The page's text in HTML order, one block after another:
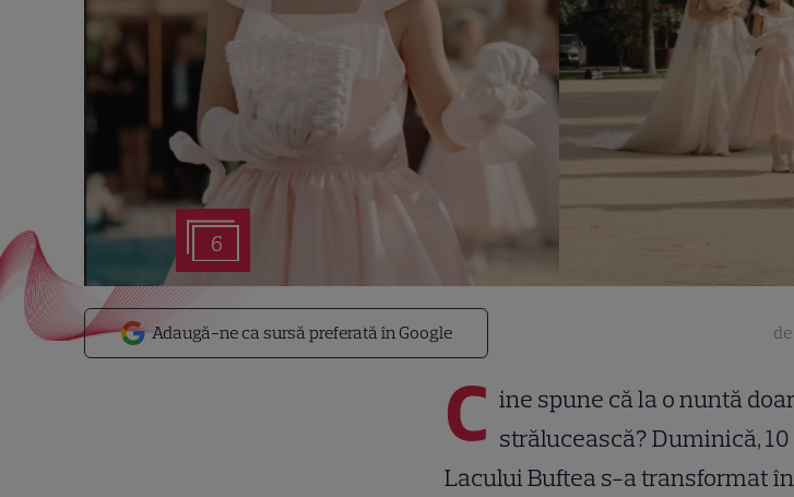
6
Adaugă-ne ca sursă preferată în Google de
C ine spune că la o nuntă
strălucească? Duminică,
Lacului Buftea s-a transformat